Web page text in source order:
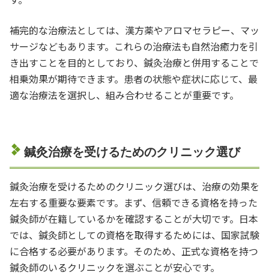
補完的な治療法としては、漢方薬やアロマセラピー、マッ
サージなどもあります。これらの治療法も自然治癒力を引
き出すことを目的としており、鍼灸治療と併用することで
相乗効果が期待できます。患者の状態や症状に応じて、最
適な治療法を選択し、組み合わせることが重要です。
鍼灸治療を受けるためのクリニック選び
鍼灸治療を受けるためのクリニック選びは、治療の効果を
左右する重要な要素です。まず、信頼できる資格を持った
鍼灸師が在籍しているかを確認することが大切です。日本
では、鍼灸師としての資格を取得するためには、国家試験
に合格する必要があります。そのため、正式な資格を持つ
鍼灸師のいるクリニックを選ぶことが安心です。